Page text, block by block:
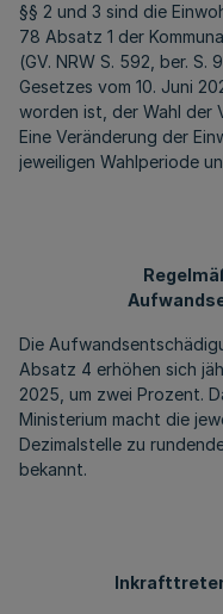
§§ 2 und 3 sind die
78 Absatz 1 der
(GV. NRW S. 592, ber.
Gesetzes vom 10. Juni
worden ist, der Wahl der
Eine Veränderung der
jeweiligen Wahlperiode
Die
Absatz 4 erhöhen sich
2025, um zwei Prozent.
Ministerium macht die
Dezimalstelle zu
bekannt.